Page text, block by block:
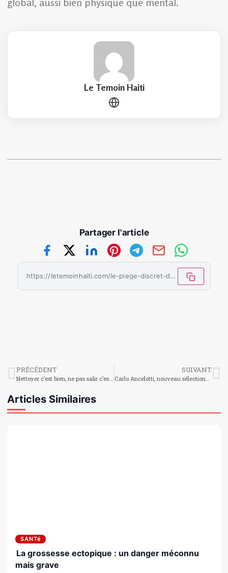
Le Temoin Haiti
Partager l'article
https://letemoinhaiti.com/le-piege-discret-de-limmobilite-quand-rester-chez-soi-nuit-a-la-sante/
PRÉCÉDENT
Nettoyer c’est bien, ne pas salir c’est mieux
SUIVANT
Carlo Ancelotti, nouveau sélectionneur du Brésil : une page historique s’ouvre pour la Seleção
Articles Similaires
SANTé
La grossesse ectopique : un danger méconnu
mais grave